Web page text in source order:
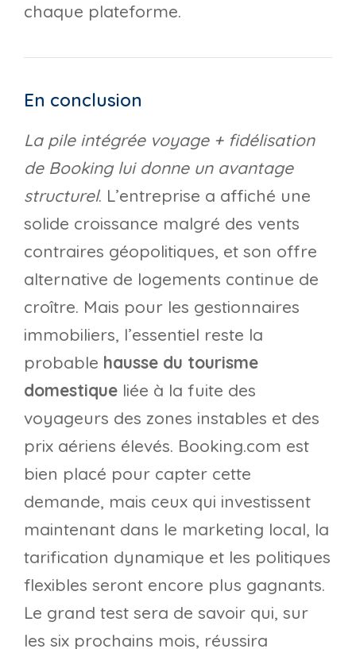
chaque plateforme.
En conclusion
La pile intégrée voyage + fidélisation
de Booking lui donne un avantage
structurel. L’entreprise a affiché une
solide croissance malgré des vents
contraires géopolitiques, et son offre
alternative de logements continue de
croître. Mais pour les gestionnaires
immobiliers, l’essentiel reste la
probable hausse du tourisme
domestique liée à la fuite des
voyageurs des zones instables et des
prix aériens élevés. Booking.com est
bien placé pour capter cette
demande, mais ceux qui investissent
maintenant dans le marketing local, la
tarification dynamique et les politiques
flexibles seront encore plus gagnants.
Le grand test sera de savoir qui, sur
les six prochains mois, réussira